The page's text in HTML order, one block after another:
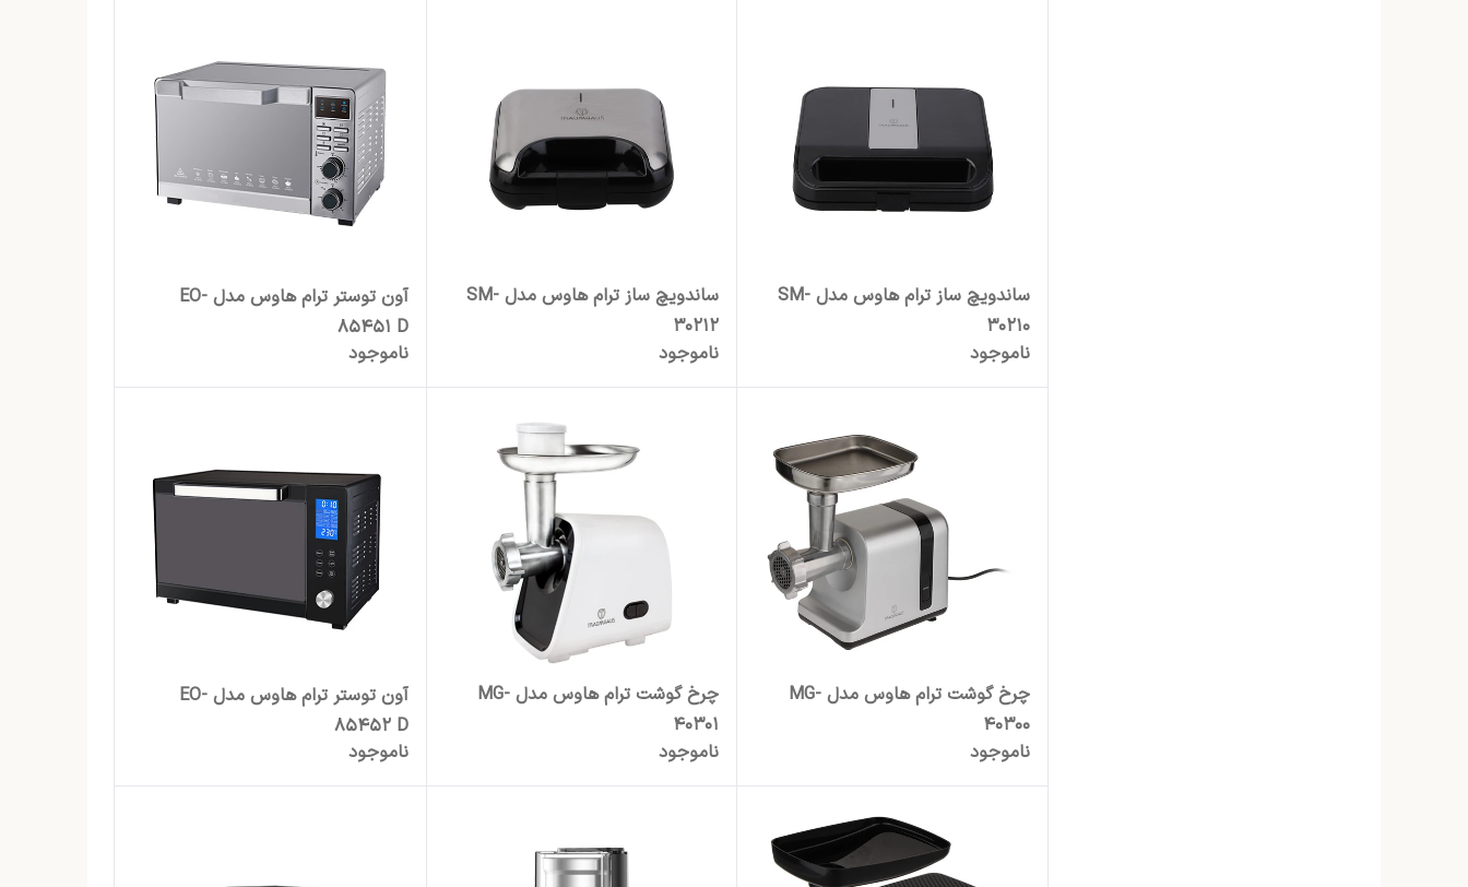
ساندویچ ساز ترام هاوس مدل SM-
30210
ناموجود
ساندویچ ساز ترام هاوس مدل SM-
30212
ناموجود
آون توستر ترام هاوس مدل EO-
85451 D
ناموجود
چرخ گوشت ترام هاوس مدل MG-
40300
ناموجود
چرخ گوشت ترام هاوس مدل MG-
40301
ناموجود
آون توستر ترام هاوس مدل EO-
85452 D
ناموجود